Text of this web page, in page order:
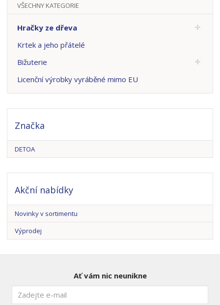
VŠECHNY KATEGORIE
Hračky ze dřeva
Krtek a jeho přátelé
Bižuterie
Licenční výrobky vyráběné mimo EU
Značka
DETOA
Akční nabídky
Novinky v sortimentu
Výprodej
Ať vám nic neunikne